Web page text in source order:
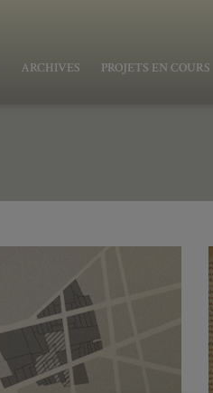
ARCHIVES PROJETS EN COURS